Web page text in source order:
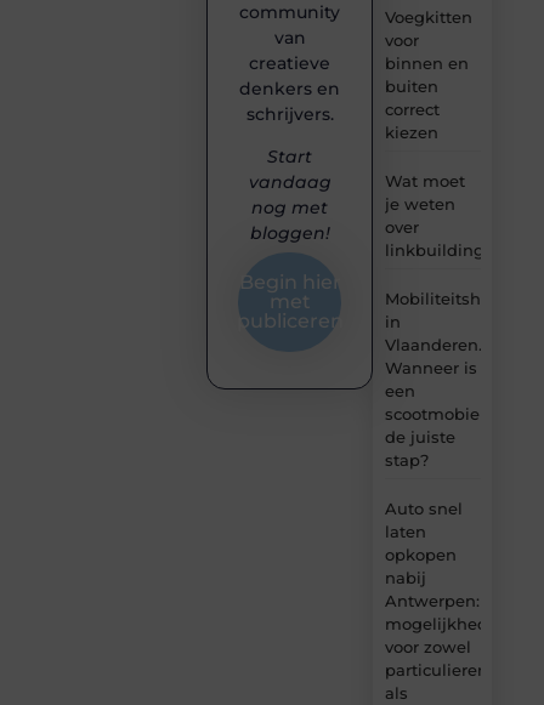
Voegkitten
voor
binnen en
buiten
correct
kiezen
Wat moet
je weten
over
linkbuilding?
in
Vlaanderen.
Wanneer is
een
scootmobiel
de juiste
stap?
Auto snel
laten
opkopen
nabij
Antwerpen:
mogelijkheden
voor zowel
particulieren
als
community
van
creatieve
denkers en
schrijvers.
Start
vandaag
nog met
bloggen!
Begin hier
met
publiceren